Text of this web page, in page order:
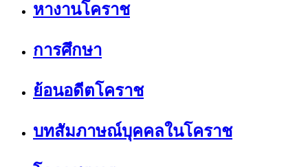
หางานโคราช
การศึกษา
ย้อนอดีตโคราช
บทสัมภาษณ์บุคคลในโคราช